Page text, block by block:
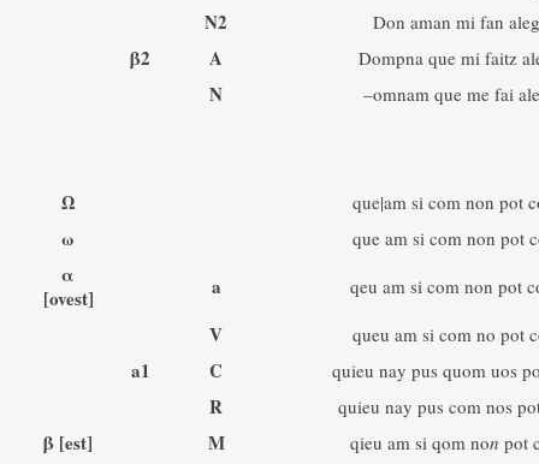
N2 Don aman mi fan
β2 A Dompna que mi faitz
N –omnam que me fai
Ω que|am si com non pot
ω que am si com non pot
α
[ovest]
a qeu am si com non pot
V queu am si com no pot
a1 C quieu nay pus quom uos
R quieu nay pus com nos
β [est] M qieu am si qom non pot